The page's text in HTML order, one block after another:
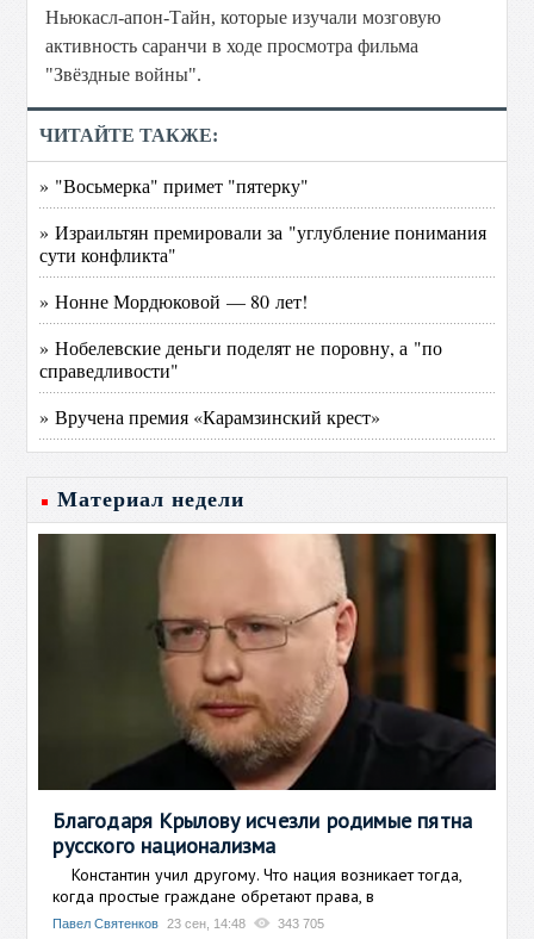
Ньюкасл-апон-Тайн, которые изучали мозговую
активность саранчи в ходе просмотра фильма
"Звёздные войны".
ЧИТАЙТЕ ТАКЖЕ:
» "Восьмерка" примет "пятерку"
» Израильтян премировали за "углубление понимания
сути конфликта"
» Нонне Мордюковой — 80 лет!
» Нобелевские деньги поделят не поровну, а "по
справедливости"
» Вручена премия «Карамзинский крест»
Материал недели
Благодаря Крылову исчезли родимые пятна
русского национализма
Константин учил другому. Что нация возникает тогда,
когда простые граждане обретают права, в
Павел Святенков 23 сен, 14:48 343 705